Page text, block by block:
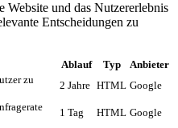
Website und das Nutzererlebnis
Entscheidungen zu
Ablauf Typ
Anbieter
zu
2 Jahre HTML Google
1 Tag HTML Google